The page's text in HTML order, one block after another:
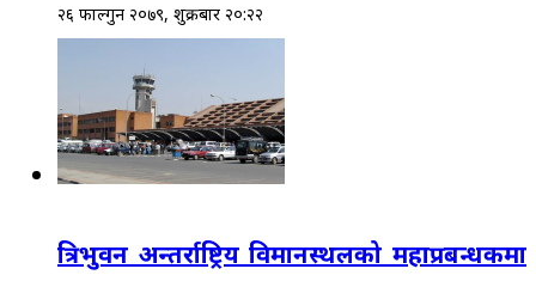
२६ फाल्गुन २०७९, शुक्रबार २०:२२
त्रिभुवन अन्तर्राष्ट्रिय विमानस्थलको महाप्रबन्धकमा